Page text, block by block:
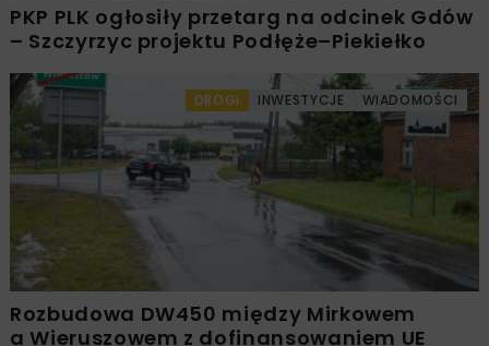
PKP PLK ogłosiły przetarg na odcinek Gdów
– Szczyrzyc projektu Podłęże–Piekiełko
DROGI INWESTYCJE WIADOMOŚCI
Rozbudowa DW450 między Mirkowem
a Wieruszowem z dofinansowaniem UE